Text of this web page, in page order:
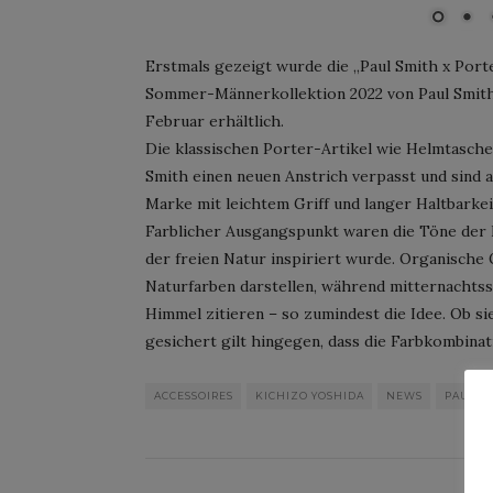
Erstmals gezeigt wurde die „Paul Smith x
Sommer-Männerkollektion 2022 von Paul
Februar erhältlich.
Die klassischen Porter-Artikel wie
Smith einen neuen Anstrich verpasst und
Marke mit leichtem Griff und langer
Farblicher Ausgangspunkt waren die Töne
der freien Natur inspiriert wurde. Organische
Naturfarben darstellen, während
Himmel zitieren – so zumindest die Idee. Ob
gesichert gilt hingegen, dass die
ACCESSOIRES KICHIZO YOSHIDA NEWS PAUL